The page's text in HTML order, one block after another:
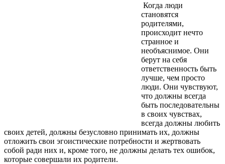
Когда люди
становятся
родителями,
происходит нечто
странное и
необъяснимое. Они
берут на себя
ответственность быть
лучше, чем просто
люди. Они чувствуют,
что должны всегда
быть последовательны
в своих чувствах,
всегда должны любить
своих детей, должны безусловно принимать их, должны
отложить свои эгоистические потребности и жертвовать
собой ради них и, кроме того, не должны делать тех ошибок,
которые совершали их родители.